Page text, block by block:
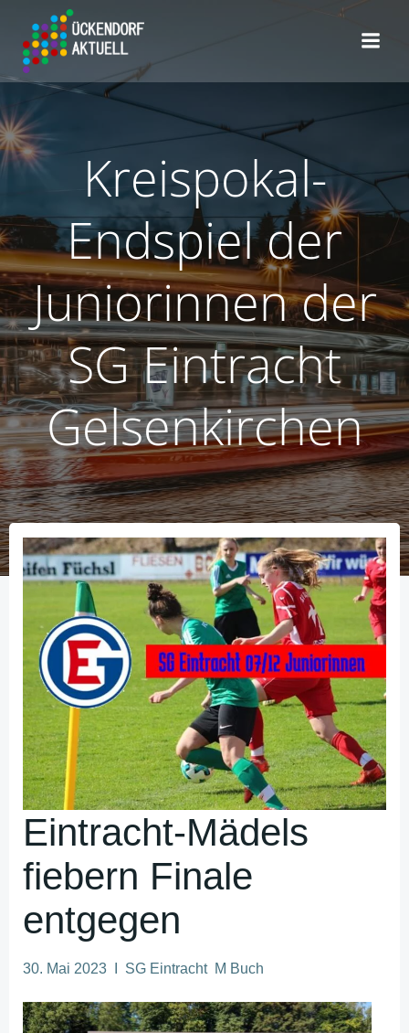
Kreispokal-
Endspiel der
Juniorinnen der
SG Eintracht
Gelsenkirchen
Eintracht-Mädels
fiebern Finale
entgegen
30. Mai 2023 I SG Eintracht M Buch